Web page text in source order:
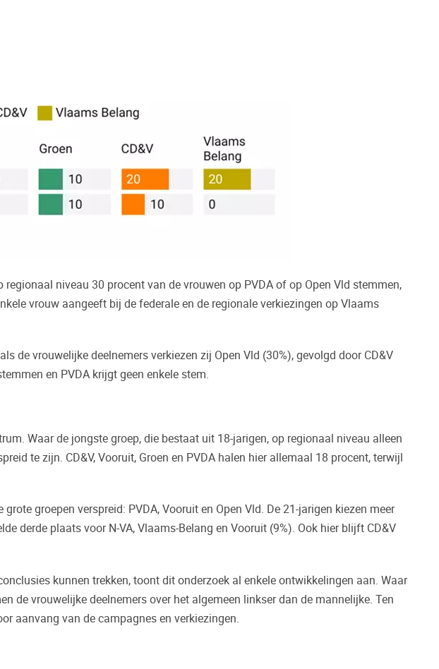
niveau 30 procent van de vrouwen op PVDA of op Open Vld stemmen,
vrouw aangeeft bij de federale en de regionale verkiezingen op Vlaams
de vrouwelijke deelnemers verkiezen zij Open Vld (30%), gevolgd door CD&V
en PVDA krijgt geen enkele stem.
Waar de jongste groep, die bestaat uit 18-jarigen, op regionaal niveau alleen
te zijn. CD&V, Vooruit, Groen en PVDA halen hier allemaal 18 procent, terwijl
groepen verspreid: PVDA, Vooruit en Open Vld. De 21-jarigen kiezen meer
derde plaats voor N-VA, Vlaams-Belang en Vooruit (9%). Ook hier blijft CD&V
kunnen trekken, toont dit onderzoek al enkele ontwikkelingen aan. Waar
de vrouwelijke deelnemers over het algemeen linkser dan de mannelijke. Ten
aanvang van de campagnes en verkiezingen.